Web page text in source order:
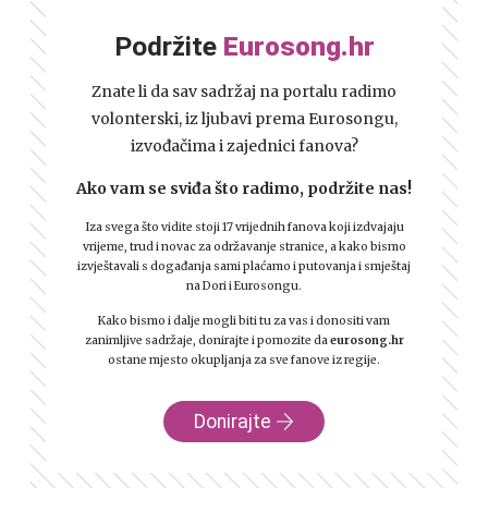
Podržite Eurosong.hr
Znate li da sav sadržaj na portalu radimo
volonterski, iz ljubavi prema Eurosongu,
izvođačima i zajednici fanova?
Ako vam se sviđa što radimo, podržite nas!
Iza svega što vidite stoji 17 vrijednih fanova koji izdvajaju
vrijeme, trud i novac za održavanje stranice, a kako bismo
izvještavali s događanja sami plaćamo i putovanja i smještaj
na Dori i Eurosongu.
Kako bismo i dalje mogli biti tu za vas i donositi vam
zanimljive sadržaje, donirajte i pomozite daeurosong.hr
ostane mjesto okupljanja za sve fanove iz regije.
Donirajte